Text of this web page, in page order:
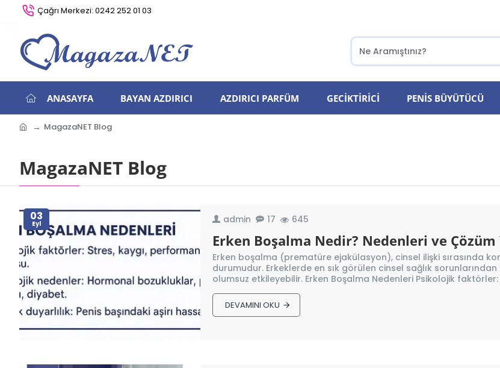
Çağrı Merkezi: 0242 252 01 03
ANASAYFA BAYAN AZDIRICI AZDIRICI PARFÜM GECIKTIRICI PENIS BÜYÜTÜCÜ
MagazaNET Blog
MagazaNET Blog
03
Eyl admin 17 645
Erken Boşalma Nedir? Nedenleri ve
Erken boşalma (prematüre ejakülasyon), cinsel ilişki sırasında
durumudur. Erkeklerde en sık görülen cinsel sağlık
olumsuz etkileyebilir. Erken Boşalma Nedenleri Psikolojik faktörler:
DEVAMINI OKU